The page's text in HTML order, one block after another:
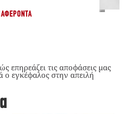
επηρεάζει τις αποφάσεις μας
ο εγκέφαλος στην απειλή